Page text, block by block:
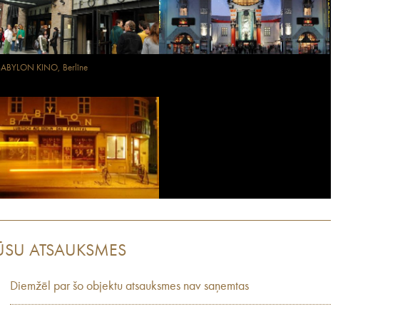
KINO, Berlīne
ATSAUKSMES
Diemžēl par šo objektu atsauksmes nav saņemtas